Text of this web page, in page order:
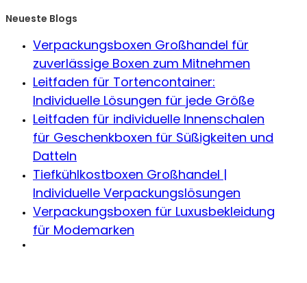
Neueste Blogs
Verpackungsboxen Großhandel für
zuverlässige Boxen zum Mitnehmen
Leitfaden für Tortencontainer:
Individuelle Lösungen für jede Größe
Leitfaden für individuelle Innenschalen
für Geschenkboxen für Süßigkeiten und
Datteln
Tiefkühlkostboxen Großhandel |
Individuelle Verpackungslösungen
Verpackungsboxen für Luxusbekleidung
für Modemarken